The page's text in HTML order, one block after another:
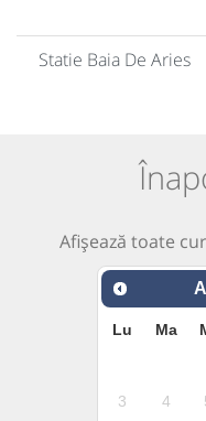
Statie Baia De Aries
Afișează toate
Lu Ma
3
4